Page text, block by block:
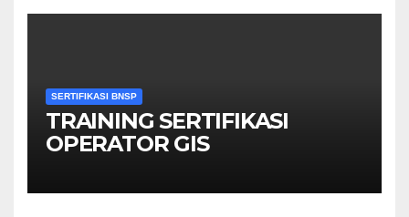
SERTIFIKASI BNSP
TRAINING SERTIFIKASI
OPERATOR GIS